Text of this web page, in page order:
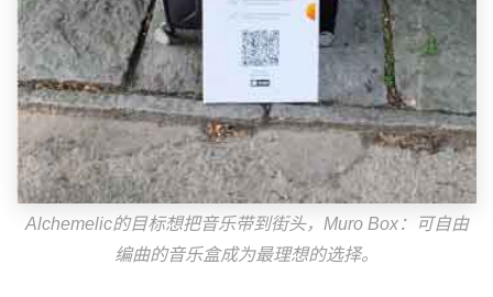
Alchemelic的目标想把音乐带到街头，Muro Box：可自由
编曲的音乐盒成为最理想的选择。